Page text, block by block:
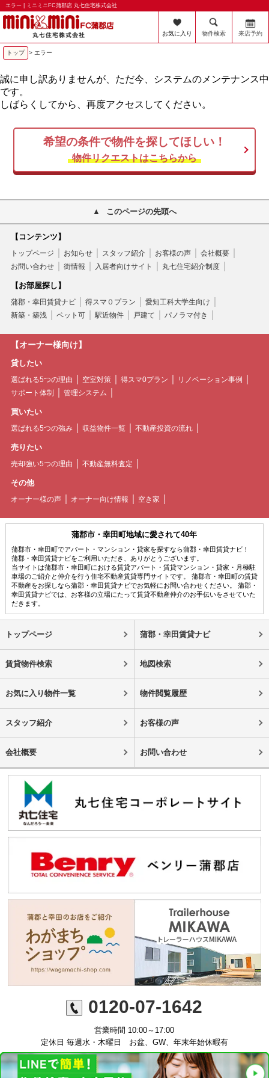
エラー | ミニミニFC蒲郡店 丸七住宅株式会社
お気に入り 物件検索 来店予約
トップ > エラー
誠に申し訳ありませんが、ただ今、システムのメンテナンス中
です。
しばらくしてから、再度アクセスしてください。
希望の条件で物件を探してほしい！
物件リクエストはこちらから
このページの先頭へ
【コンテンツ】
トップページ お知らせ スタッフ紹介 お客様の声
会社概要
お問い合わせ
街情報 入居者向けサイト 丸七住宅紹介制度
【お部屋探し】
蒲郡・幸田賃貸ナビ 得スマ０プラン
愛知工科大学生向け
新築・築浅
ペット可 駅近物件 戸建て パノラマ付き
【オーナー様向け】
貸したい
選ばれる5つの理由 空室対策 得スマ0プラン
リノベーション事例
サポート体制
管理システム
買いたい
選ばれる5つの強み 収益物件一覧 不動産投資の流れ
売りたい
売却強い5つの理由 不動産無料査定
その他
オーナー様の声 オーナー向け情報 空き家
蒲郡市・幸田町地域に愛されて40年
蒲郡市・幸田町でアパート・マンション・貸家を探すなら蒲郡・幸田賃貸ナビ！
蒲郡・幸田賃貸ナビをご利用いただき、ありがとうございます。
当サイトは蒲郡市・幸田町における賃貸アパート・賃貸マンション・貸家・月極駐
車場のご紹介と仲介を行う住宅不動産賃貸専門サイトです。 蒲郡市・幸田町の賃貸
不動産をお探しなら蒲郡・幸田賃貸ナビでお気軽にお問い合わせください。 蒲郡・
幸田賃貸ナビでは、お客様の立場にたって賃貸不動産仲介のお手伝いをさせていた
だきます。
トップページ 蒲郡・幸田賃貸ナビ
賃貸物件検索 地図検索
お気に入り物件一覧 物件閲覧履歴
スタッフ紹介 お客様の声
会社概要 お問い合わせ
0120-07-1642
営業時間 10:00～17:00
定休日 毎週水・木曜日 お盆、GW、年末年始休暇有